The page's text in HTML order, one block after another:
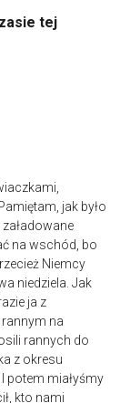
tej
jak było
na wschód, bo
Niemcy
niedziela. Jak
ja z
na
rannych do
z okresu
potem miałyśmy
kto nami